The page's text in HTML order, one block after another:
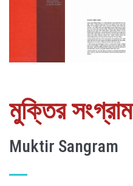
মুক্তির সংগ্রাম
Muktir Sangram